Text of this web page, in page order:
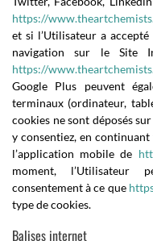
https://
et si l’Utilisateur a
navigation sur le Site
https://
Google Plus peuvent
terminaux (ordinateur,
cookies ne sont déposés
y consentiez, en
l’application mobile de
moment, l’Utilisateur
consentement à ce que
type de cookies.
Balises internet